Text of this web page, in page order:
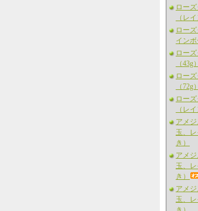
ロー
（レ
ロー
インボ
ロー
（43g）
ロー
（72g）
ロー
（レ
アメ
玉、
き）
アメ
玉、
き）
アメ
玉、